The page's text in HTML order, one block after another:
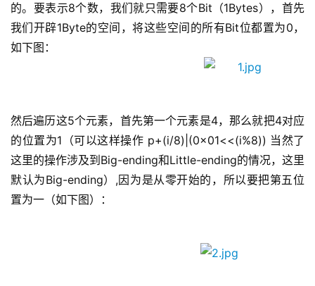
的。要表示8个数，我们就只需要8个Bit（1Bytes），首先
我们开辟1Byte的空间，将这些空间的所有Bit位都置为0，
如下图：
然后遍历这5个元素，首先第一个元素是4，那么就把4对应
的位置为1（可以这样操作 p+(i/8)|(0x01<<(i%8)) 当然了
这里的操作涉及到Big-ending和Little-ending的情况，这里
默认为Big-ending）,因为是从零开始的，所以要把第五位
置为一（如下图）：